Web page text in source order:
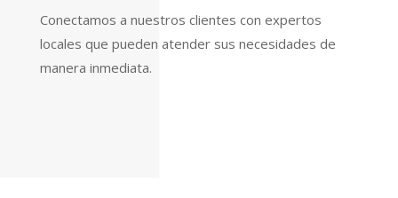
Conectamos a nuestros clientes con expertos
locales que pueden atender sus necesidades de
manera inmediata.